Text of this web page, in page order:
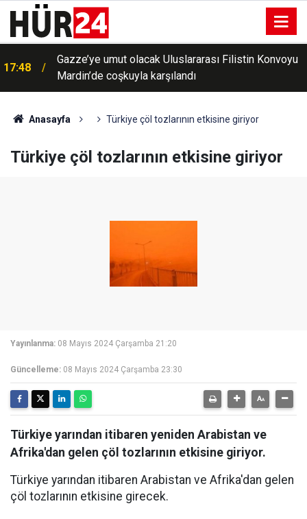
17:48
Gazze’ye umut olacak Uluslararası Filistin Konvoyu
Mardin’de coşkuyla karşılandı
Anasayfa Türkiye çöl tozlarının etkisine giriyor
Türkiye çöl tozlarının etkisine giriyor
Yayınlanma: 08 Mayıs 2024 Çarşamba 21:20
Güncelleme: 08 Mayıs 2024 Çarşamba 23:30
Türkiye yarından itibaren yeniden Arabistan ve
Afrika'dan gelen çöl tozlarının etkisine giriyor.
Türkiye yarından itibaren Arabistan ve Afrika'dan gelen
çöl tozlarının etkisine girecek.